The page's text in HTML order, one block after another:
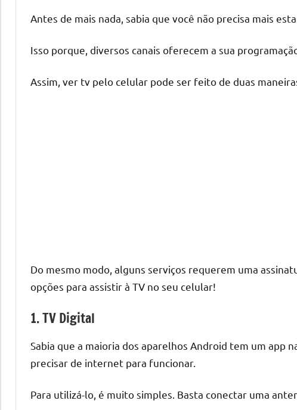
Antes de mais nada, sabia que você não precisa mais
Isso porque, diversos canais oferecem a sua
Assim, ver tv pelo celular pode ser feito de duas
Do mesmo modo, alguns serviços requerem uma
opções para assistir à TV no seu celular!
1. TV Digital
Sabia que a maioria dos aparelhos Android tem um app
precisar de internet para funcionar.
Para utilizá-lo, é muito simples. Basta conectar uma